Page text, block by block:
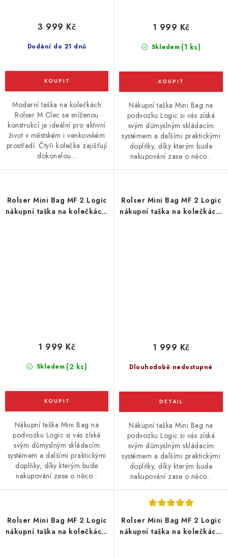
Dodání do 21 dnů
3 999 Kč
Moderní taška na kolečkách
Rolser M Clec se sníženou
konstrukcí je ideální pro aktivní
život v městském i venkovském
prostředí. Čtyři kolečka zajišťují
dokonalou...
Skladem (1 ks)
1 999 Kč
Nákupní taška Mini Bag na
podvozku Logic si vás získá
svým důmyslným skládacím
systémem a dalšími praktickými
doplňky, díky kterým bude
nakupování zase o něco...
Rolser Mini Bag MF 2 Logic
nákupní taška na kolečkách,
Skladem (2 ks)
1 999 Kč
Nákupní taška Mini Bag na
podvozku Logic si vás získá
svým důmyslným skládacím
systémem a dalšími praktickými
doplňky, díky kterým bude
nakupování zase o něco...
Rolser Mini Bag MF 2 Logic
nákupní taška na kolečkách,
Dlouhodobě nedostupné
1 999 Kč
Nákupní taška Mini Bag na
podvozku Logic si vás získá
svým důmyslným skládacím
systémem a dalšími praktickými
doplňky, díky kterým bude
nakupování zase o něco...
Rolser Mini Bag MF 2 Logic
nákupní taška na kolečkách,
Rolser Mini Bag MF 2 Logic
nákupní taška na kolečkách,